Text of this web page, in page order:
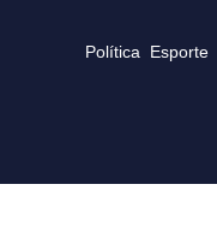
Política Esporte